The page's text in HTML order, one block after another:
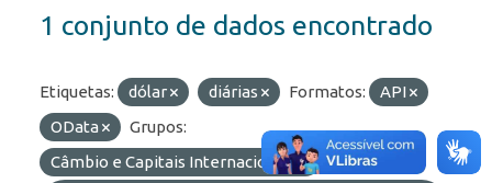
1 conjunto de dados encontrado
Etiquetas: dólar diárias Formatos:
API
OData
Grupos:
Câmbio e Capitais Internacionais
Licenças: